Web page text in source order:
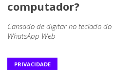
computador?
Cansado de digitar no teclado
WhatsApp Web
PRIVACIDADE